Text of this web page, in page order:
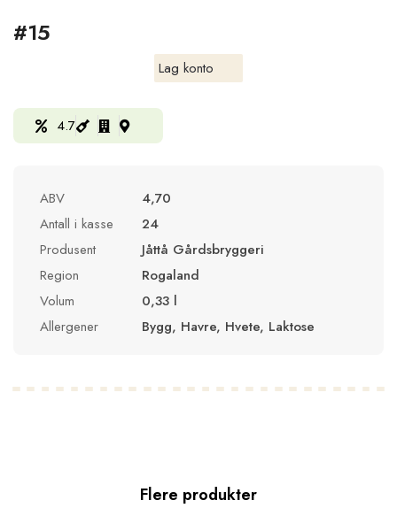
#15
Lag konto
4.7
ABV
4,70
Antall i kasse
24
Produsent
Jåttå Gårdsbryggeri
Region
Rogaland
Volum
0,33 l
Allergener
Bygg, Havre, Hvete, Laktose
Flere produkter